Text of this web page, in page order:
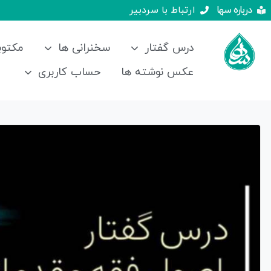
درباره سها ارتباط با سردبیر
درس گفتار سخنرانی ها
عکس نوشته ها
حساب کاربری